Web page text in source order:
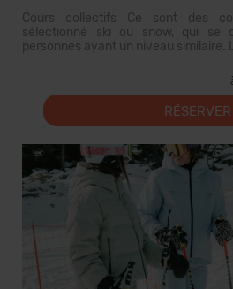
Cours collectifs Ce sont des
sélectionné ski ou snow, qui se
personnes ayant un niveau similaire.
RÉSERVER